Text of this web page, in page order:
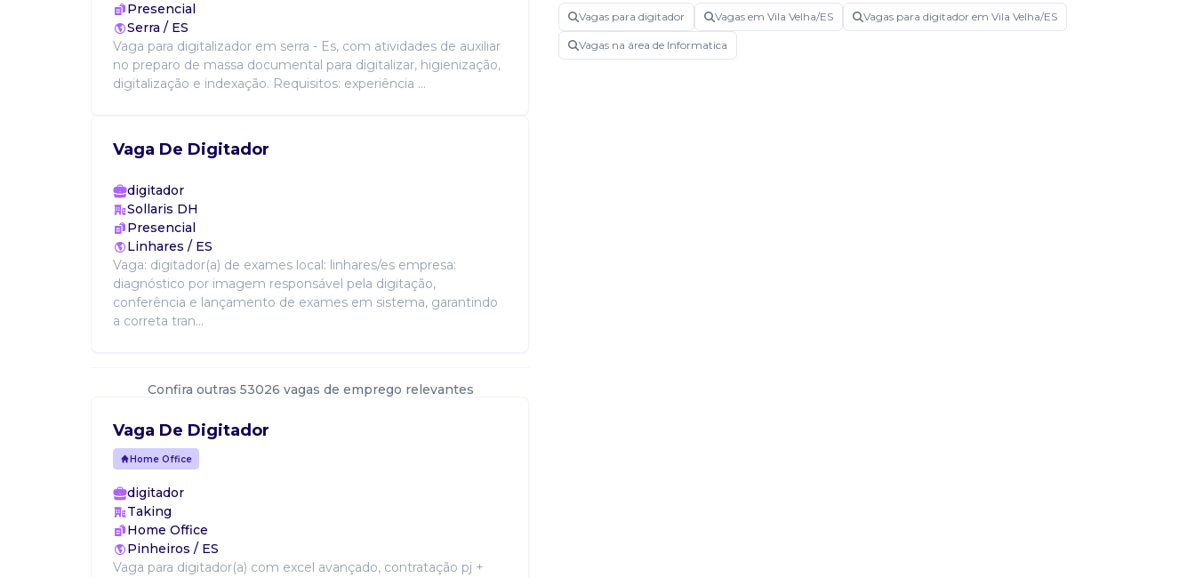
Presencial
Serra / ES
Vaga para digitalizador em serra - Es, com atividades de auxiliar
no preparo de massa documental para digitalizar, higienização,
digitalização e indexação. Requisitos: experiência ...
Vaga De Digitador
digitador
Sollaris DH
Presencial
Linhares / ES
Vaga: digitador(a) de exames local: linhares/es empresa:
diagnóstico por imagem responsável pela digitação,
conferência e lançamento de exames em sistema, garantindo
a correta tran...
Confira outras 53026 vagas de emprego relevantes
Vaga De Digitador
Home Office
digitador
Taking
Home Office
Pinheiros / ES
Vaga para digitador(a) com excel avançado, contratação pj +
Vagas para digitador Vagas em Vila Velha/ES Vagas para digitador em Vila Velha/ES
Vagas na área de Informatica